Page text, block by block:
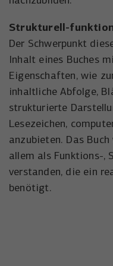
Strukturell-
Der Schwerpunkt
Inhalt eines Buches
Eigenschaften, wie
inhaltliche Abfolge,
strukturierte
Lesezeichen,
anzubieten. Das
allem als Funktions-,
verstanden, die ein
benötigt.
Name
Anbieter Walter
Laufzeit 30 Tage
Zweck
Anbieter Meta
Laufzeit 3
Zweck
Wird
Erfolg
Nutzer
Name _uetvid
Anbieter
Laufzeit
Externe Inhalte
Externe Inhalte (von
Plattformen oder
blockiert. Wenn
werden, bedarf der
manuellen Einwilligung
Name
Anbieter Google
Laufzeit 6